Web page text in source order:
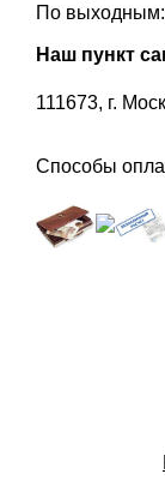
По выходным:
Наш пункт
111673, г.
Способы